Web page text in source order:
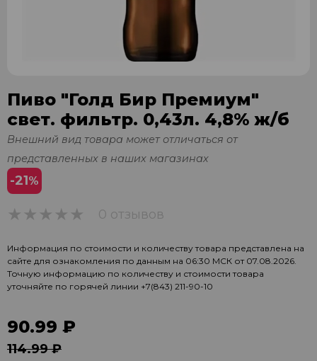
Пиво "Голд Бир Премиум"
свет. фильтр. 0,43л. 4,8% ж/б
Внешний вид товара может отличаться от
представленных в наших магазинах
-21%
0 отзывов
Информация по стоимости и количеству товара представлена на
сайте для ознакомления по данным на 06:30 МСК от 07.08.2026.
Точную информацию по количеству и стоимости товара
уточняйте по горячей линии +7(843) 211-90-10
90.99 ₽
114.99 ₽